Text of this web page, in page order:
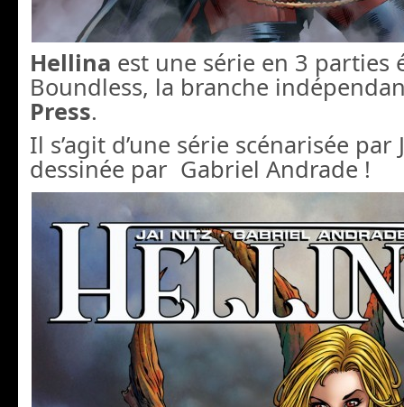
Hellina est une série en 3 parties
Boundless, la branche
Press.
Il s’agit d’une série scénarisée par
dessinée par Gabriel Andrade !